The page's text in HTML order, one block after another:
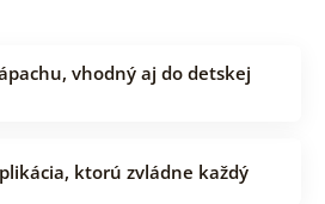
vhodný aj do detskej
ktorú zvládne každý